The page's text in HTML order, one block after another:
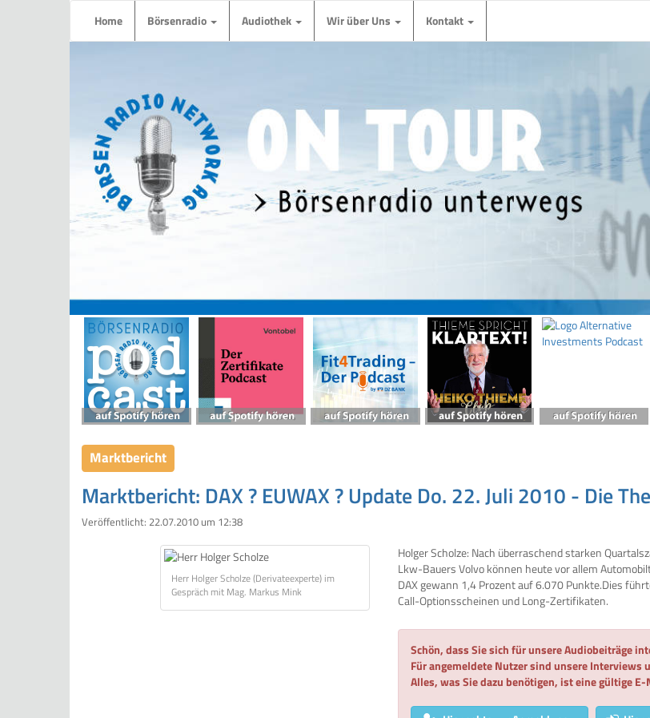
Home Börsenradio Audiothek Wir über Uns Kontakt
Marktbericht
Marktbericht: DAX ? EUWAX ? Update Do. 22. Juli 2010 - Die
Veröffentlicht: 22.07.2010 um 12:38
Herr Holger Scholze (Derivateexperte) im
Gespräch mit Mag. Markus Mink
Holger Scholze: Nach überraschend starken
Lkw-Bauers Volvo können heute vor allem
DAX gewann 1,4 Prozent auf 6.070 Punkte.Dies
Call-Optionsscheinen und Long-Zertifikaten.
Schön, dass Sie sich für unsere Audiobeiträge
Für angemeldete Nutzer sind unsere Interviews
Alles, was Sie dazu benötigen, ist eine gültige